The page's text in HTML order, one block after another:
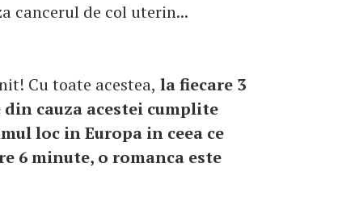
cancerul de col uterin...
Cu toate acestea, la fiecare 3
cauza acestei cumplite
loc in Europa in ceea ce
6 minute, o romanca este